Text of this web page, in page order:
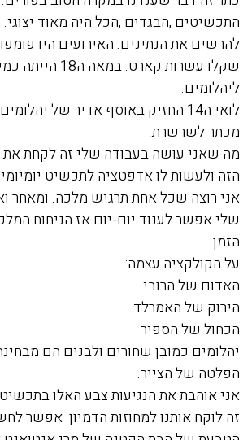
התכשיטים ,הבגדים ,הכל היה מאוד
להרשים את הנתינים. האירועים היו
שקלו עשרות קארט.
ליהלומים.
לואי ה14 החזיק באוסף אדיר של
מכתר לשרשרת.
מה שאני עושה בעבודה שלי זה לקחת את
הזה ולעשות לו אדפטציה לתכשיט
אני רוצה שכל אחת תרגיש מלכה. ומאחר
שלי אפשר לענוד יום-יום אז הניחוח
הזמן.
על הקולקציה עצמה:
האדום של הרובי
הירוק של האמרלד
הכחול של הספיר
יהלומים כמובן שחורים ולבנים הם
הפלטה של הצייר.
אני אוהבת את הנגיעות צבע האלו
זה לוקח אותנו למחוזות הדמיון. אפשר